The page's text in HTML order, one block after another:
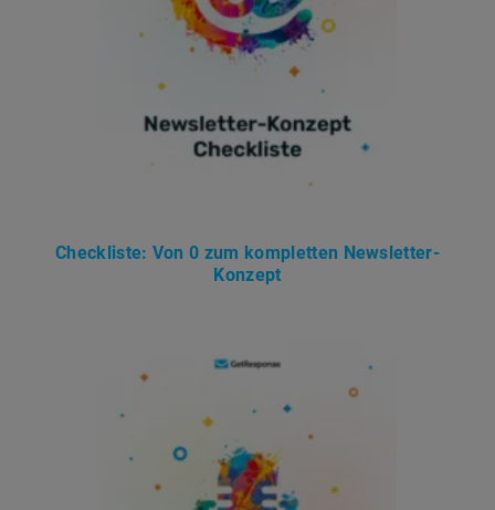
Checkliste: Von 0 zum kompletten Newsletter-
Konzept